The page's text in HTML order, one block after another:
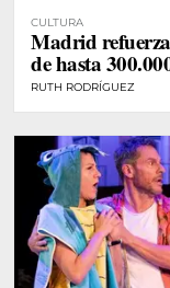
CULTURA
Madrid
de hasta
RUTH RODRÍGUEZ